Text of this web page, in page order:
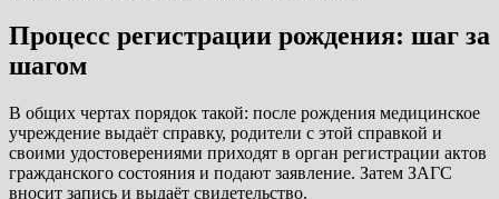
Процесс регистрации рождения: шаг за
шагом
В общих чертах порядок такой: после рождения медицинское
учреждение выдаёт справку, родители с этой справкой и
своими удостоверениями приходят в орган регистрации актов
гражданского состояния и подают заявление. Затем ЗАГС
вносит запись и выдаёт свидетельство.